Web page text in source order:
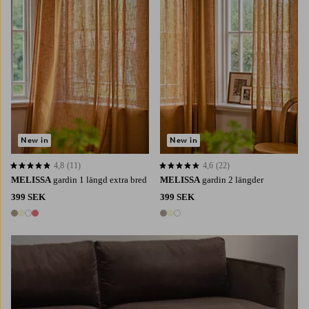
MELISSA gardin 1 längd extra bred
399 SEK
4 färger
4,8 baserat på 11 st betyg
4,8 (11)
New in
MELISSA gardin 2 längder
399 SEK
3 färger
4,6 baserat på 22 st betyg
4,6 (22)
New in